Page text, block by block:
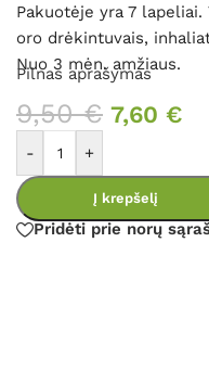
Pakuotėje yra 7
oro drėkintuvais,
Nuo 3 mėn. amžiaus.
Pilnas aprašymas
9,50€ 7,60 €
- +
Į krepšelį
Pridėti prie norų